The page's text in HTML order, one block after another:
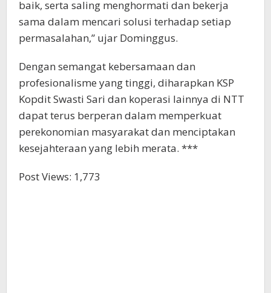
baik, serta saling menghormati dan bekerja
sama dalam mencari solusi terhadap setiap
permasalahan,” ujar Dominggus.
Dengan semangat kebersamaan dan
profesionalisme yang tinggi, diharapkan KSP
Kopdit Swasti Sari dan koperasi lainnya di NTT
dapat terus berperan dalam memperkuat
perekonomian masyarakat dan menciptakan
kesejahteraan yang lebih merata. ***
Post Views: 1,773